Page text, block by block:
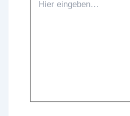
eingeben…